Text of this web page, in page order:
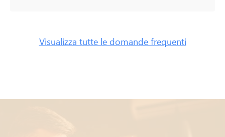
Visualizza tutte le domande frequenti